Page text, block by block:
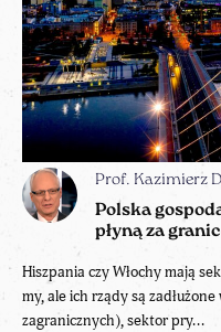
Prof. Kazimierz
Polska
płyną za
Hiszpania czy Włochy mają
my, ale ich rządy są
zagranicznych), sektor pry...